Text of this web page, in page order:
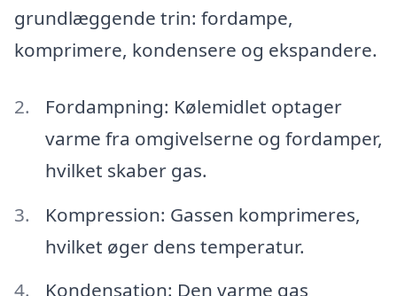
grundlæggende trin: fordampe,
komprimere, kondensere og ekspandere.
Fordampning: Kølemidlet optager
varme fra omgivelserne og fordamper,
hvilket skaber gas.
Kompression: Gassen komprimeres,
hvilket øger dens temperatur.
Kondensation: Den varme gas